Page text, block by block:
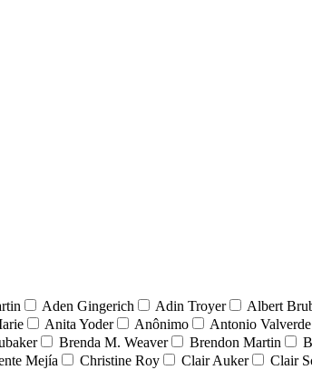
Aden Gingerich Adin Troyer Albert
Anita Yoder Anônimo Antonio Valverde
Brenda M. Weaver Brendon Martin
Mejía Christine Roy Clair Auker Clair